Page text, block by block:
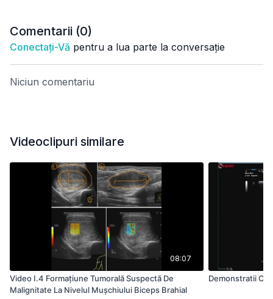
Comentarii (0)
Conectați-Vă pentru a lua parte la conversație
Niciun comentariu
Videoclipuri similare
08:07
Video I.4 Formaţiune Tumorală Suspectă De
Malignitate La Nivelul Muşchiului Biceps Brahial
Demonstratii Cot